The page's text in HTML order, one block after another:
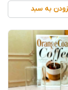
به سبد